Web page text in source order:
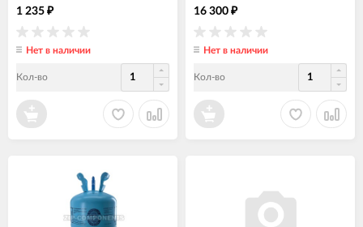
1 235 ₽
Нет в наличии
Кол-во
16 300 ₽
Нет в наличии
Кол-во